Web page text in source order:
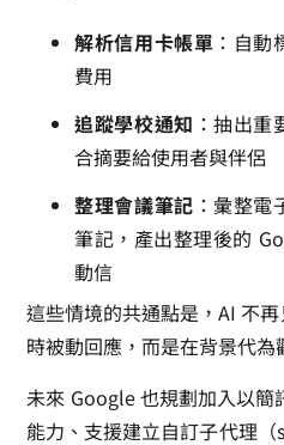
解析信用卡帳單 ：自
費用
追蹤學校通知 ：抽出
合摘要給使用者與伴侶
整理會議筆記 ：彙整
筆記，產出整理後的
動信
這些情境的共通點是，AI 不
時被動回應，而是在背景代為
未來 Google 也規劃加入以
能力、支援建立自訂子代理